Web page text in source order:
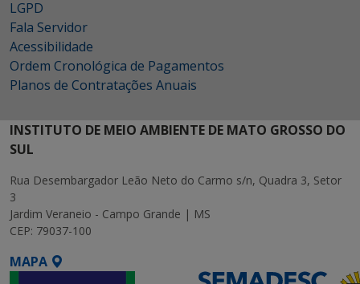
LGPD
Fala Servidor
Acessibilidade
Ordem Cronológica de Pagamentos
Planos de Contratações Anuais
INSTITUTO DE MEIO AMBIENTE DE MATO GROSSO DO
SUL
Rua Desembargador Leão Neto do Carmo s/n, Quadra 3, Setor
3
Jardim Veraneio - Campo Grande | MS
CEP: 79037-100
MAPA